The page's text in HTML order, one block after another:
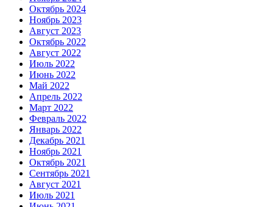
Октябрь 2024
Ноябрь 2023
Август 2023
Октябрь 2022
Август 2022
Июль 2022
Июнь 2022
Май 2022
Апрель 2022
Март 2022
Февраль 2022
Январь 2022
Декабрь 2021
Ноябрь 2021
Октябрь 2021
Сентябрь 2021
Август 2021
Июль 2021